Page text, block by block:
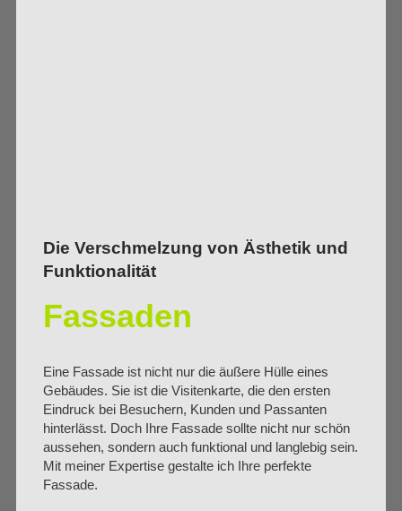
Die Verschmelzung von Ästhetik und
Funktionalität
Fassaden
Eine Fassade ist nicht nur die äußere Hülle eines
Gebäudes. Sie ist die Visitenkarte, die den ersten
Eindruck bei Besuchern, Kunden und Passanten
hinterlässt. Doch Ihre Fassade sollte nicht nur schön
aussehen, sondern auch funktional und langlebig sein.
Mit meiner Expertise gestalte ich Ihre perfekte
Fassade.